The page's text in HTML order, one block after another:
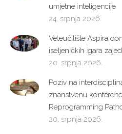
umjetne inteligencije
24. srpnja 2026.
Veleučilište Aspira
iseljeničkih igara
20. srpnja 2026.
Poziv na
znanstvenu
Reprogramming
20. srpnja 2026.